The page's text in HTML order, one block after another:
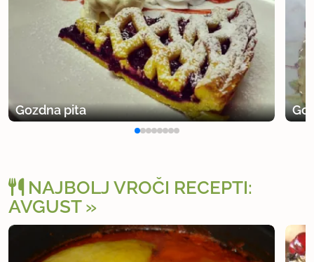
Gozdna pita
NAJBOLJ VROČI RECEPTI:
AVGUST